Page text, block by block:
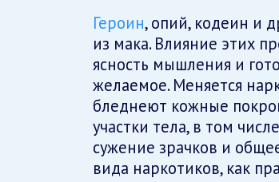
Героин, опий, кодеин и
из мака. Влияние этих
ясность мышления и
желаемое. Меняется
бледнеют кожные
участки тела, в том
сужение зрачков и
вида наркотиков, как